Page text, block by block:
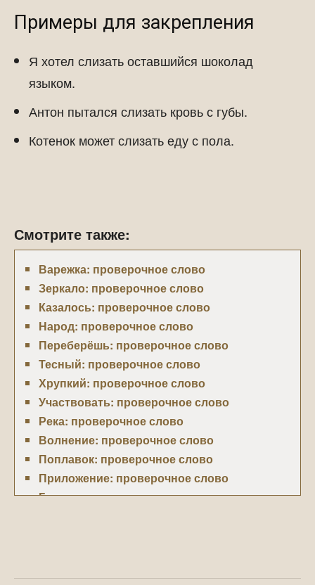
Примеры для закрепления
Я хотел слизать оставшийся шоколад
языком.
Антон пытался слизать кровь с губы.
Котенок может слизать еду с пола.
Смотрите также:
Варежка: проверочное слово
Зеркало: проверочное слово
Казалось: проверочное слово
Народ: проверочное слово
Переберёшь: проверочное слово
Тесный: проверочное слово
Хрупкий: проверочное слово
Участвовать: проверочное слово
Река: проверочное слово
Волнение: проверочное слово
Поплавок: проверочное слово
Приложение: проверочное слово
Глядит: проверочное слово